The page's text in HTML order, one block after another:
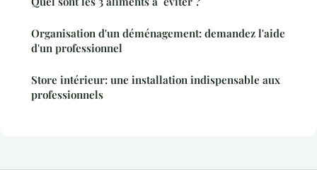
Organisation d'un déménagement: demandez l'aide
d'un professionnel
Store intérieur: une installation indispensable aux
professionnels